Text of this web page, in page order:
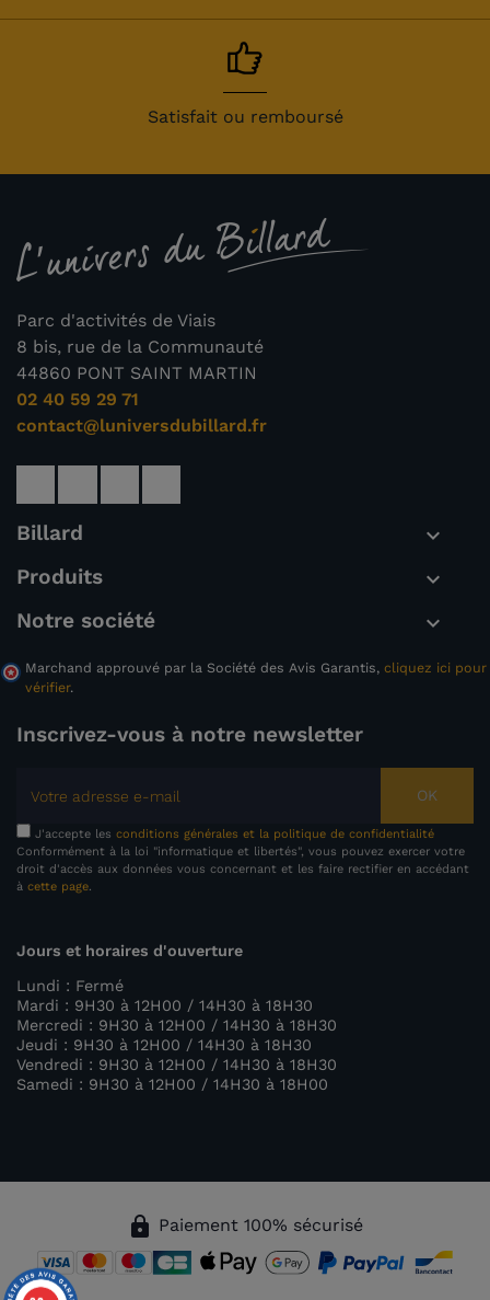
Satisfait ou remboursé
Parc d'activités de Viais
8 bis, rue de la Communauté
44860 PONT SAINT MARTIN
02 40 59 29 71
contact@luniversdubillard.fr
Billard 
Produits 
Notre société 
Marchand approuvé par la Société des Avis Garantis, cliquez ici pour
vérifier.
Inscrivez-vous à notre newsletter
OK
J'accepte les conditions générales et la politique de confidentialité
Conformément à la loi "informatique et libertés", vous pouvez exercer votre
droit d'accès aux données vous concernant et les faire rectifier en accédant
à cette page.
Jours et horaires d'ouverture
Lundi : Fermé
Mardi : 9H30 à 12H00 / 14H30 à 18H30
Mercredi : 9H30 à 12H00 / 14H30 à 18H30
Jeudi : 9H30 à 12H00 / 14H30 à 18H30
Vendredi : 9H30 à 12H00 / 14H30 à 18H30
Samedi : 9H30 à 12H00 / 14H30 à 18H00
lock Paiement 100% sécurisé